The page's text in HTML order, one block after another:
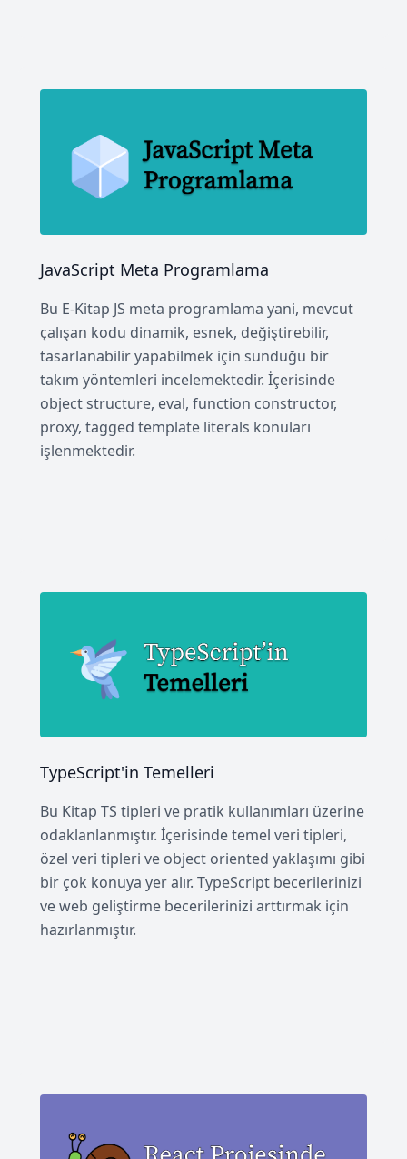
JavaScript Meta Programlama
Bu E-Kitap JS meta programlama yani, mevcut
çalışan kodu dinamik, esnek, değiştirebilir,
tasarlanabilir yapabilmek için sunduğu bir
takım yöntemleri incelemektedir. İçerisinde
object structure, eval, function constructor,
proxy, tagged template literals konuları
işlenmektedir.
TypeScript'in Temelleri
Bu Kitap TS tipleri ve pratik kullanımları üzerine
odaklanlanmıştır. İçerisinde temel veri tipleri,
özel veri tipleri ve object oriented yaklaşımı gibi
bir çok konuya yer alır. TypeScript becerilerinizi
ve web geliştirme becerilerinizi arttırmak için
hazırlanmıştır.